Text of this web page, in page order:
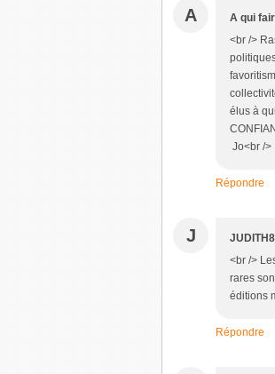
A A qui
<br />
élus à
Jo<br />
Répondre
J
<br />
rares
éditions
Répondre